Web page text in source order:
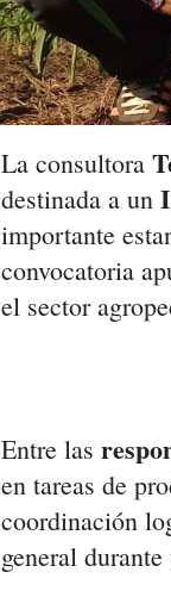
La consultora
destinada a un
importante
convocatoria
el sector
Entre las
en tareas de
coordinación
general